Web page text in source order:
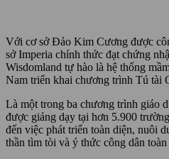
Với cơ sở Đảo Kim Cương được
sở Imperia chính thức đạt chứng
Wisdomland tự hào là hệ thống
Nam triển khai chương trình Tú tài
Là một trong ba chương trình giáo
được giảng dạy tại hơn 5.900
đến việc phát triển toàn diện, nuôi
thần tìm tòi và ý thức công dân toàn